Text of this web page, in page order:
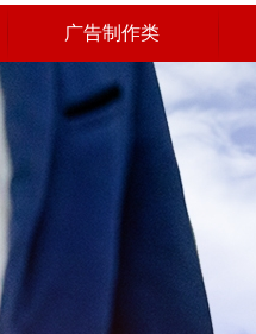
广告制作类